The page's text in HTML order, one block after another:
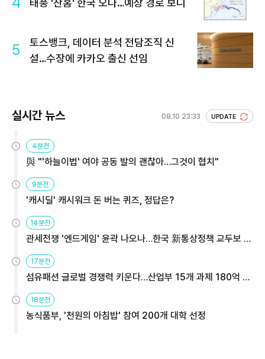
태풍 '찬홈' 한국 오나…예상 경로 보니
5
토스뱅크, 데이터 분석 전담조직 신
설…수장에 카카오 출신 선임
실시간 뉴스 08.10 23:33 UPDATE
4분전
與 "'하늘이법' 여야 공동 발의 괜찮아…그것이 협치"
9분전
'캐시딜' 캐시워크 돈 버는 퀴즈, 정답은?
14분전
관세전쟁 '엔드게임' 윤곽 나오나…한국 新통상정책 교두보 활
17분전
섬유패션 글로벌 경쟁력 키운다…산업부 15개 과제 180억 지
18분전
농식품부, '천원의 아침밥' 참여 200개 대학 선정